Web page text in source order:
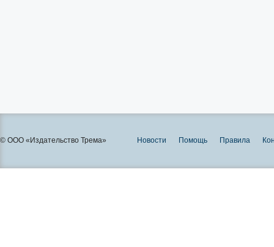
© ООО «Издательство Трема» Новости Помощь Правила